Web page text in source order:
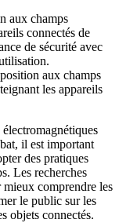
aux champs
connectés de
de sécurité avec
aux champs
les appareils
il est important
des pratiques
Les recherches
mieux comprendre les
le public sur les
objets connectés.